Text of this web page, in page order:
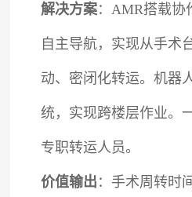
解决方案：AMR搭载协
自主导航，实现从手术
动、密闭化转运。机器
统，实现跨楼层作业。
专职转运人员。
价值输出 ：手术周转时